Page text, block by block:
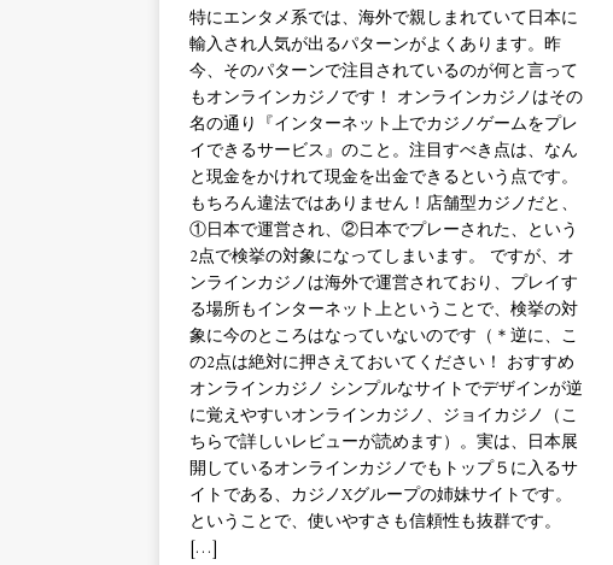
特にエンタメ系では、海外で親しまれていて日本に
輸入され人気が出るパターンがよくあります。昨
今、そのパターンで注目されているのが何と言って
もオンラインカジノです！ オンラインカジノはその
名の通り『インターネット上でカジノゲームをプレ
イできるサービス』のこと。注目すべき点は、なん
と現金をかけれて現金を出金できるという点です。
もちろん違法ではありません！店舗型カジノだと、
①日本で運営され、②日本でプレーされた、という
2点で検挙の対象になってしまいます。 ですが、オ
ンラインカジノは海外で運営されており、プレイす
る場所もインターネット上ということで、検挙の対
象に今のところはなっていないのです（＊逆に、こ
の2点は絶対に押さえておいてください！ おすすめ
オンラインカジノ シンプルなサイトでデザインが逆
に覚えやすいオンラインカジノ、ジョイカジノ（こ
ちらで詳しいレビューが読めます）。実は、日本展
開しているオンラインカジノでもトップ５に入るサ
イトである、カジノXグループの姉妹サイトです。
ということで、使いやすさも信頼性も抜群です。
[…]